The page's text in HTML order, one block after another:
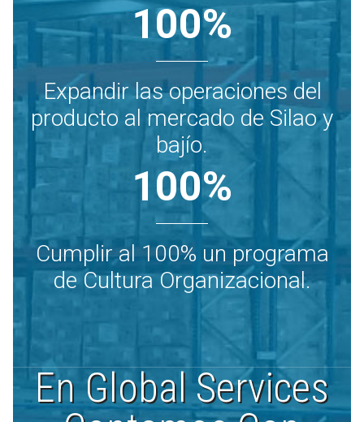
100%
Expandir las operaciones del
producto al mercado de Silao y
bajío.
100%
Cumplir al 100% un programa
de Cultura Organizacional.
En Global Services